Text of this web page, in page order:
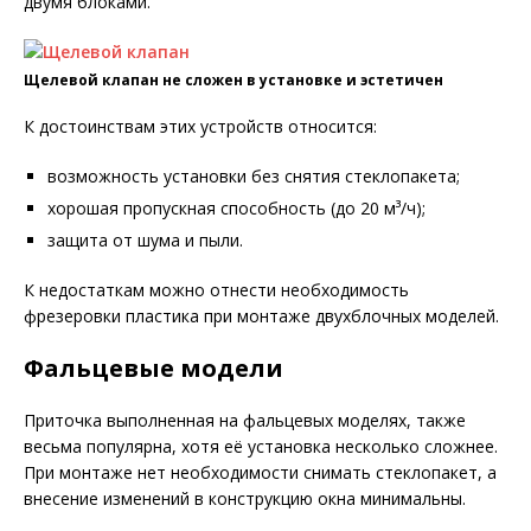
Щелевой клапан не сложен в установке и эстетичен
К достоинствам этих устройств относится:
возможность установки без снятия стеклопакета;
хорошая пропускная способность (до 20 м³/ч);
защита от шума и пыли.
К недостаткам можно отнести необходимость
фрезеровки пластика при монтаже двухблочных моделей.
Фальцевые модели
Приточка выполненная на фальцевых моделях, также
весьма популярна, хотя её установка несколько сложнее.
При монтаже нет необходимости снимать стеклопакет, а
внесение изменений в конструкцию окна минимальны.